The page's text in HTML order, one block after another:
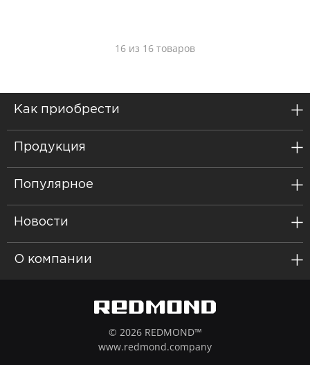
16 из 16 товаров
Как приобрести
Продукция
Популярное
Новости
О компании
© 2026 REDMOND™
www.redmond.company